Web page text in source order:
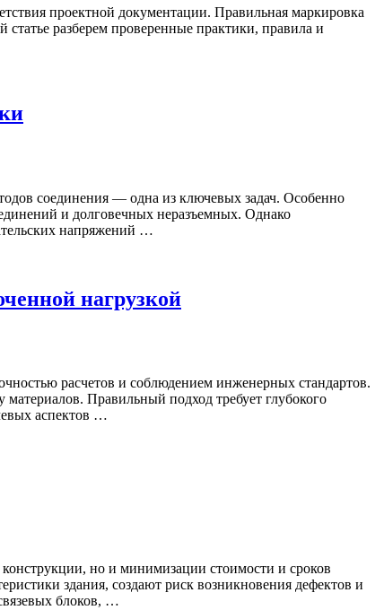
проектной документации. Правильная маркировка
разберем проверенные практики, правила и
соединения — одна из ключевых задач. Особенно
и долговечных неразъемных. Однако
напряжений …
нагрузкой
расчетов и соблюдением инженерных стандартов.
Правильный подход требует глубокого
аспектов …
но и минимизации стоимости и сроков
здания, создают риск возникновения дефектов и
блоков, …